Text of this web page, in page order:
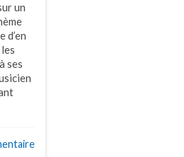
un
d’en
ses